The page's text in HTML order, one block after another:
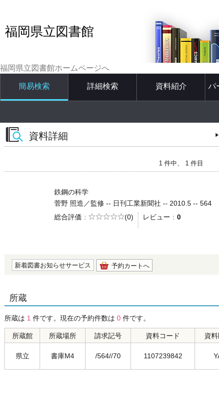
福岡県立図書館
福岡県立図書館ホームページへ
簡易検索 詳細検索 資料紹介 パ
資料詳細
1 件中、 1 件目
鉄鋼の科学
菅野 照造／監修 -- 日刊工業新聞社 -- 2010.5 -- 564
総合評価
5段階評価
(0) レビュー 0
新着図書お知らせサービス 予約カートへ
所蔵
所蔵は 1 件です。現在の予約件数は 0 件です。
所蔵館 所蔵場所 請求記号 資料コード 資
県立 書庫M4 /564//70 1107239842